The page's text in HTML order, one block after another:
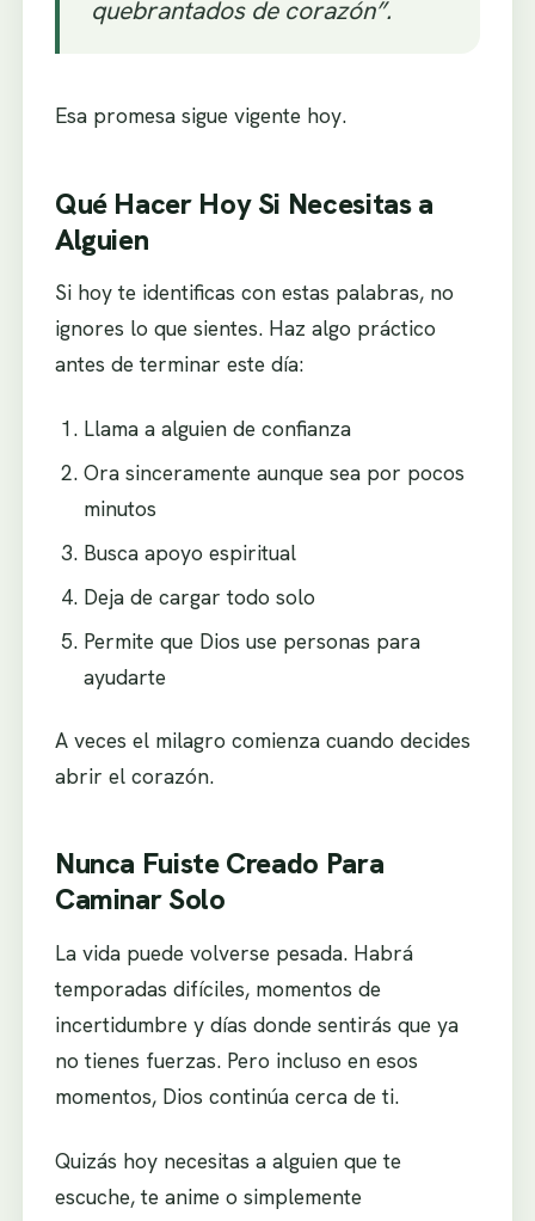
quebrantados de corazón”.
Esa promesa sigue vigente hoy.
Qué Hacer Hoy Si Necesitas a
Alguien
Si hoy te identificas con estas palabras, no
ignores lo que sientes. Haz algo práctico
antes de terminar este día:
Llama a alguien de confianza
Ora sinceramente aunque sea por pocos
minutos
Busca apoyo espiritual
Deja de cargar todo solo
Permite que Dios use personas para
ayudarte
A veces el milagro comienza cuando decides
abrir el corazón.
Nunca Fuiste Creado Para
Caminar Solo
La vida puede volverse pesada. Habrá
temporadas difíciles, momentos de
incertidumbre y días donde sentirás que ya
no tienes fuerzas. Pero incluso en esos
momentos, Dios continúa cerca de ti.
Quizás hoy necesitas a alguien que te
escuche, te anime o simplemente